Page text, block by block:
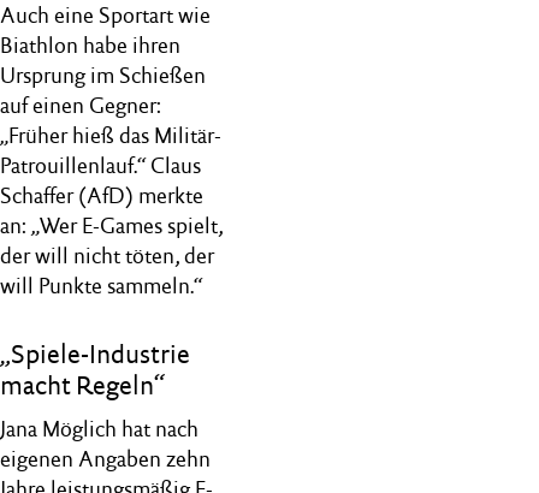
Auch eine Sportart wie
Biathlon habe ihren
Ursprung im Schießen
auf einen Gegner:
„Früher hieß das Militär-
Patrouillenlauf.“ Claus
Schaffer (AfD) merkte
an: „Wer E-Games spielt,
der will nicht töten, der
will Punkte sammeln.“
„Spiele-Industrie
macht Regeln“
Jana Möglich hat nach
eigenen Angaben zehn